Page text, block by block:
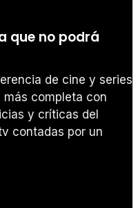
que no podrá
de cine y series.
más completa con
y críticas del
contadas por un